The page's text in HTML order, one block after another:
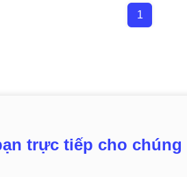
1
trực tiếp cho